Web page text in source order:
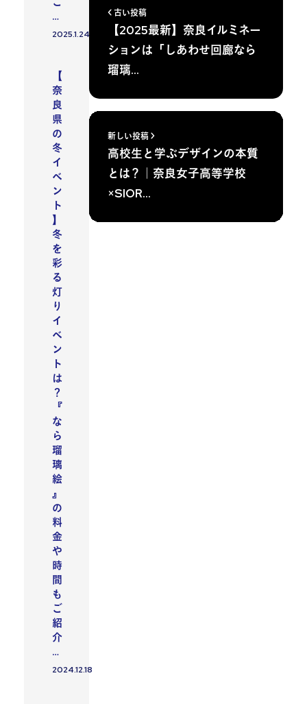
古い投稿
【2025最新】奈良イルミネー
ションは「しあわせ回廊なら
瑠璃…
新しい投稿
高校生と学ぶデザインの本質
とは？｜奈良女子高等学校
×SIOR…
…
投稿日
2025.1.24
【
奈
良
県
の
冬
イ
ベ
ン
ト
】
冬
を
彩
る
灯
り
イ
ベ
ン
ト
は
？
『
な
ら
瑠
璃
絵
』
の
料
金
や
時
間
も
ご
紹
介
…
投稿日
2024.12.18